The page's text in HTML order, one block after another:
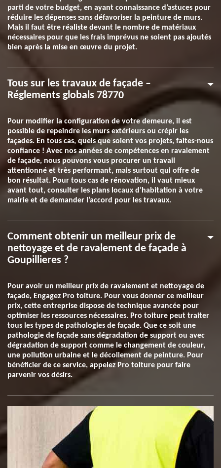
parti de votre budget, en ayant connaissance d’astuces pour
réduire les dépenses sans défavoriser la peinture de murs.
Mais il faut être réaliste devant le nombre de matériaux
nécessaires pour que les frais imprévus ne soient pas ajoutés
bien après la mise en œuvre du projet.
Tous sur les travaux de façade –
Réglements globals 78770
Pour modifier la configuration de votre demeure, il est
possible de repeindre les murs extérieurs ou crépir les
façades. En tous cas, quels que soient vos projets, faites-nous
confiance ! Avec nos années de compétences en ravalement
de façade, nous pouvons vous procurer un travail
attentionné et très performant, mais surtout qui offre de
bon résultat. Pour tous cas de rénovation, il vaut mieux
avant tout, consulter les plans locaux d’habitation à votre
mairie et de demander l’accord pour les travaux.
Comment obtenir un meilleur prix de
nettoyage et de ravalement de façade à
Goupillieres ?
Pour avoir un meilleur prix de ravalement et nettoyage de
façade, Engagez Pro toiture. Pour vous donner ce meilleur
prix, cette entreprise dispose de technique avancée pour
optimiser les ressources nécessaires. Pro toiture peut traiter
tous les types de pathologies de façade. Que ce soit une
pathologie de façade sans dégradation de support ou avec
dégradation de support comme le changement de couleur,
une pollution urbaine et le décollement de peinture. Pour
bénéficier de ce service, appelez Pro toiture pour faire
parvenir vos désirs.